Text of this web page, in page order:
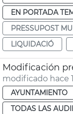
EN PORTADA
PRESSUPOST
LIQUIDACIÓ
Modificación
modificado hace
AYUNTAMIENTO
TODAS LAS